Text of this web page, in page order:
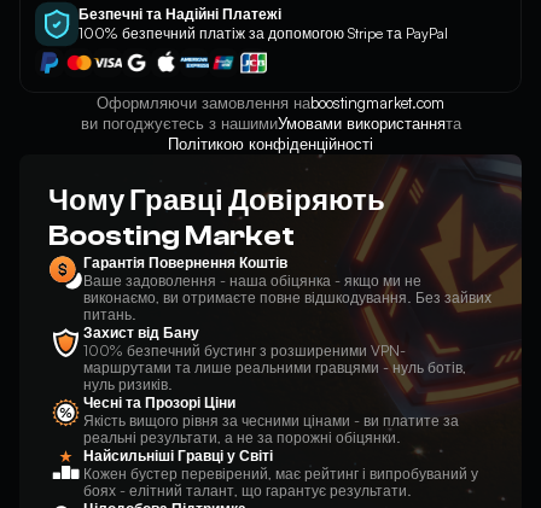
Безпечні та Надійні Платежі
100% безпечний платіж за допомогою Stripe та PayPal
Оформляючи замовлення наboostingmarket.com
ви погоджуєтесь з нашимиУмовами використаннята
Політикою конфіденційності
Чому Гравці Довіряють
Boosting Market
Гарантія Повернення Коштів
Ваше задоволення - наша обіцянка - якщо ми не
виконаємо, ви отримаєте повне відшкодування. Без зайвих
питань.
Захист від Бану
100% безпечний бустинг з розширеними VPN-
маршрутами та лише реальними гравцями - нуль ботів,
нуль ризиків.
Чесні та Прозорі Ціни
Якість вищого рівня за чесними цінами - ви платите за
реальні результати, а не за порожні обіцянки.
Найсильніші Гравці у Світі
Кожен бустер перевірений, має рейтинг і випробуваний у
боях - елітний талант, що гарантує результати.